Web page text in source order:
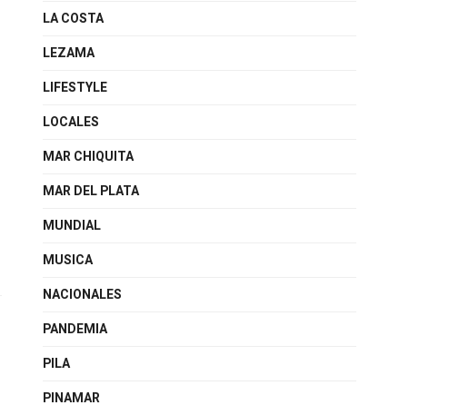
LA COSTA
LEZAMA
LIFESTYLE
LOCALES
MAR CHIQUITA
MAR DEL PLATA
MUNDIAL
MUSICA
NACIONALES
PANDEMIA
PILA
PINAMAR